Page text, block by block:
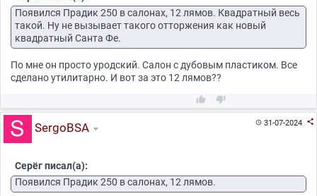
Появился Прадик 250 в салонах, 12 лямов. Квадратный весь
такой. Ну не вызывает такого отторжения как новый
квадратный Санта Фе.
По мне он просто уродский. Салон с дубовым пластиком. Все
сделано утилитарно. И вот за это 12 лямов??
 
31-07-2024 
SergoBSA
Серёг писал(а):
Появился Прадик 250 в салонах, 12 лямов.